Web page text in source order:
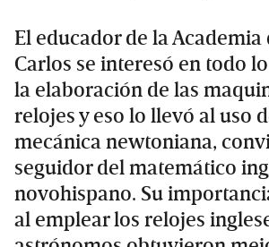
El educador de la Academia
Carlos se interesó en todo
la elaboración de las
relojes y eso lo llevó al uso
mecánica newtoniana,
seguidor del matemático
novohispano. Su
al emplear los relojes